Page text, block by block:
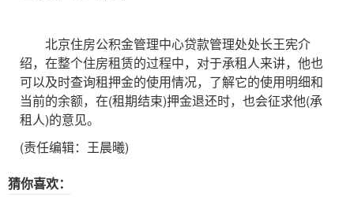
北京住房公积金管理中心贷款管理处处长王宪介
绍，在整个住房租赁的过程中，对于承租人来讲，他也
可以及时查询租押金的使用情况，了解它的使用明细和
当前的余额，在(租期结束)押金退还时，也会征求他(承
租人)的意见。
(责任编辑：王晨曦)
猜你喜欢：